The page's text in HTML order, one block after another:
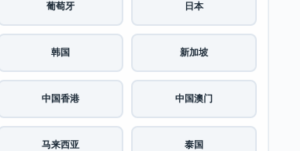
葡萄牙 日本
韩国 新加坡
中国香港 中国澳门
马来西亚 泰国